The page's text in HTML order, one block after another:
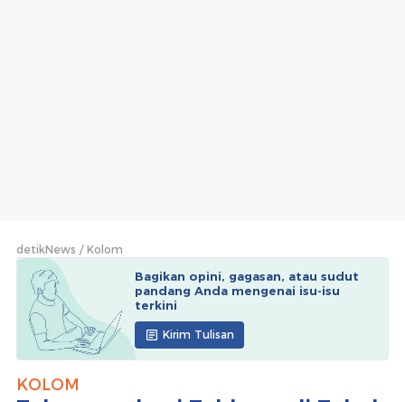
detikNews Kolom
Bagikan opini, gagasan, atau sudut
pandang Anda mengenai isu-isu
terkini
Kirim Tulisan
KOLOM